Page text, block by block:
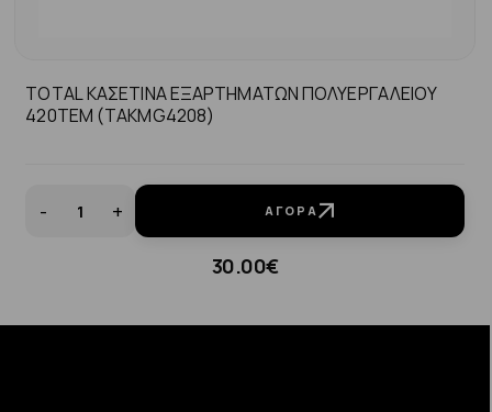
TOTAL ΚΑΣΕΤΙΝΑ ΕΞΑΡΤΗΜΑΤΩΝ ΠΟΛΥΕΡΓΑΛΕΙΟΥ
420ΤΕΜ (TAKMG4208)
- + ΑΓΟΡΆ
30.00€